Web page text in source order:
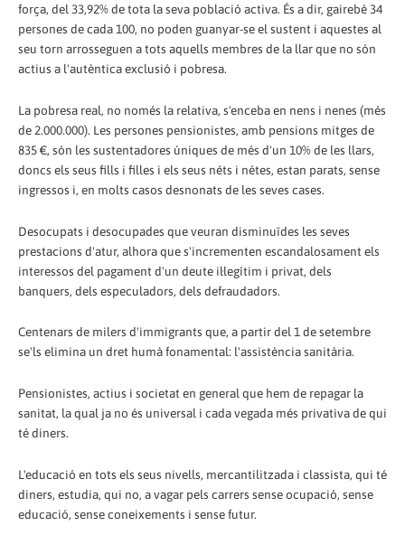
força, del 33,92% de tota la seva població activa. És a dir, gairebé 34
persones de cada 100, no poden guanyar-se el sustent i aquestes al
seu torn arrosseguen a tots aquells membres de la llar que no són
actius a l'autèntica exclusió i pobresa.
La pobresa real, no només la relativa, s'enceba en nens i nenes (més
de 2.000.000). Les persones pensionistes, amb pensions mitges de
835 €, són les sustentadores úniques de més d'un 10% de les llars,
doncs els seus fills i filles i els seus néts i nétes, estan parats, sense
ingressos i, en molts casos desnonats de les seves cases.
Desocupats i desocupades que veuran disminuïdes les seves
prestacions d'atur, alhora que s'incrementen escandalosament els
interessos del pagament d'un deute il·legítim i privat, dels
banquers, dels especuladors, dels defraudadors.
Centenars de milers d'immigrants que, a partir del 1 de setembre
se'ls elimina un dret humà fonamental: l'assistència sanitària.
Pensionistes, actius i societat en general que hem de repagar la
sanitat, la qual ja no és universal i cada vegada més privativa de qui
té diners.
L'educació en tots els seus nivells, mercantilitzada i classista, qui té
diners, estudia, qui no, a vagar pels carrers sense ocupació, sense
educació, sense coneixements i sense futur.